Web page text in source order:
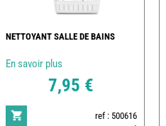
NETTOYANT SALLE DE BAINS
En savoir plus
7,95 €
ref : 500616